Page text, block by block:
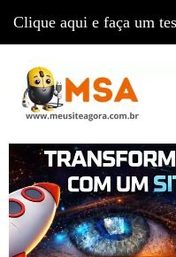
Clique aqui e faça um